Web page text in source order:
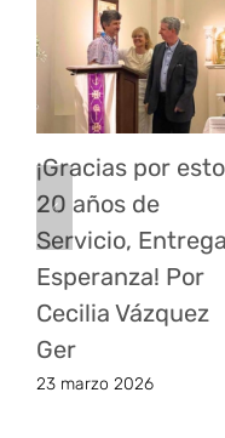
¡Gracias por
20 años de
Servicio,
Esperanza! Por
Cecilia Vázquez
Ger
23 marzo 2026